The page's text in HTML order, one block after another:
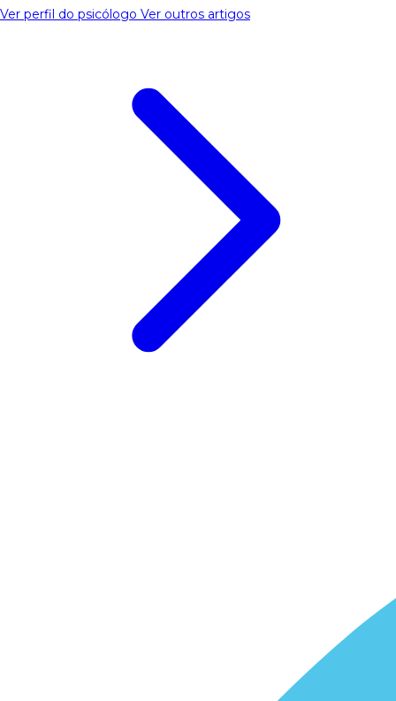
Ver perfil do psicólogo Ver outros artigos